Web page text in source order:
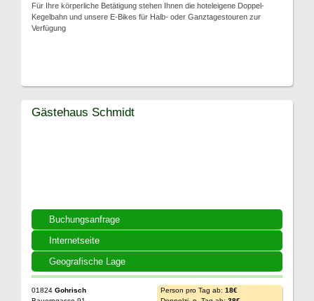
Für Ihre körperliche Betätigung stehen Ihnen die hoteleigene Doppel-
Kegelbahn und unsere E-Bikes für Halb- oder Ganztagestouren zur
Verfügung
Buchungsanfrage
Internetseite
Geografische Lage
Gästehaus Schmidt
01824 Gohrisch
Person pro Tag ab: 18€